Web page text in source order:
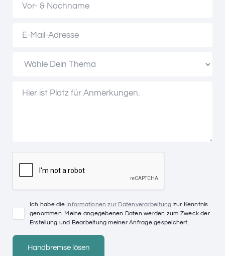
Ich habe die Informationen zur Datenverarbeitung zur Kenntnis
genommen. Meine angegebenen Daten werden zum Zweck der
Erstellung und Bearbeitung meiner Anfrage gespeichert.